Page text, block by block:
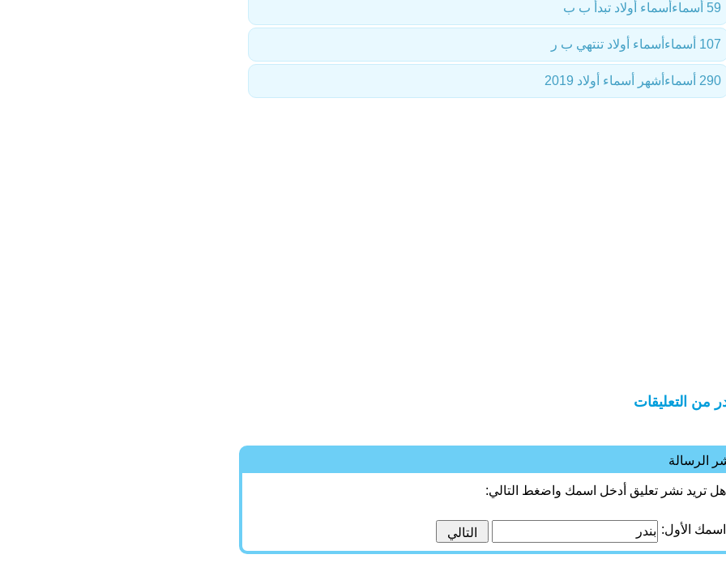
أسماء أولاد تبدأ ب ب 59 أسماء
أسماء أولاد تنتهي ب ر 107 أسماء
أشهر أسماء أولاد 2019 290 أسماء
من التعليقات
الرسالة
هل تريد نشر تعليق أدخل اسمك واضغط التالي:
اسمك الأول: